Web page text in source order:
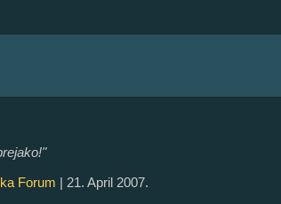
Forum | 21. April 2007.